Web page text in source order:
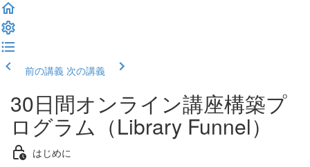
前の講義 次の講義
30日間オンライン講座構築プ
ログラム（Library Funnel）
はじめに